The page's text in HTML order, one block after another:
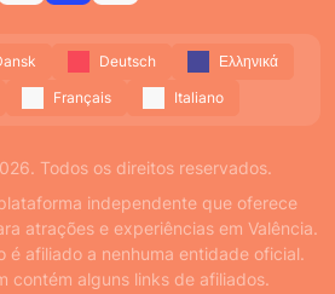
Deutsch
Ελληνικά
Français Italiano
Todos os direitos reservados.
independente que oferece
atrações e experiências em Valência.
é afiliado a nenhuma entidade oficial.
contém alguns links de afiliados.